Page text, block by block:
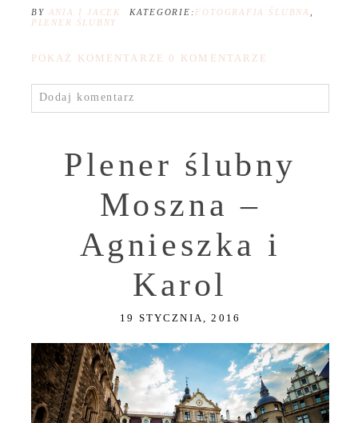
BY ANIA I JACEK KATEGORIE: FOTOGRAFIA ŚLUBNA
PLENER ŚLUBNY
POKAŻ KOMENTARZE 0 KOMENTARZE
Dodaj komentarz
Plener ślubny
Moszna –
Agnieszka i
Karol
19 STYCZNIA, 2016